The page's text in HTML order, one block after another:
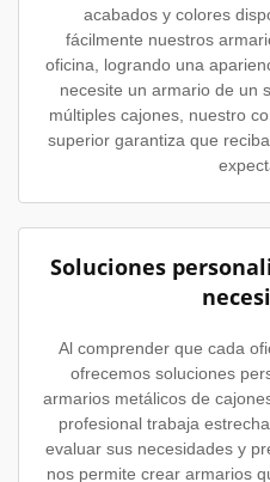
acabados y colores
fácilmente nuestros
oficina, logrando una
necesite un armario de un
múltiples cajones, nuestro
superior garantiza que
Soluciones
Al comprender que cada
ofrecemos soluciones
armarios metálicos de
profesional trabaja
evaluar sus necesidades y
nos permite crear armarios